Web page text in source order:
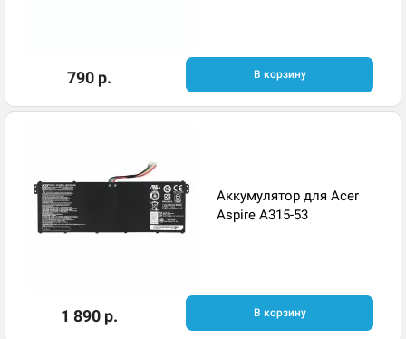
790 р. В корзину
Аккумулятор для Acer
Aspire A315-53
1 890 р. В корзину